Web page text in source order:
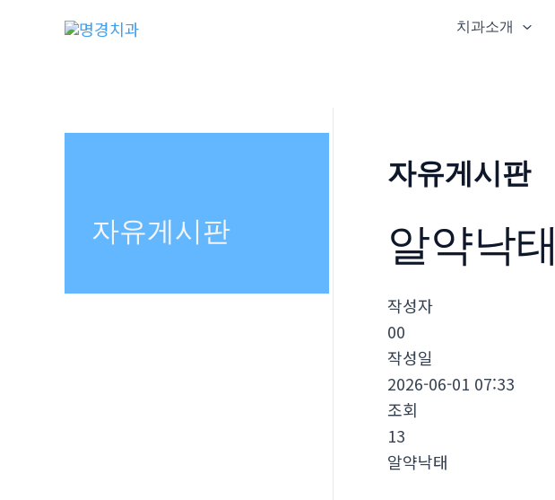
치과소개
자유게시판
자유게시판
알약낙­태
작성자
00
작성일
2026-06-01 07:33
조회
13
알약낙­태